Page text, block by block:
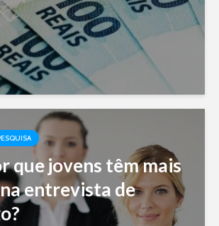
que jovens têm mais
entrevista de